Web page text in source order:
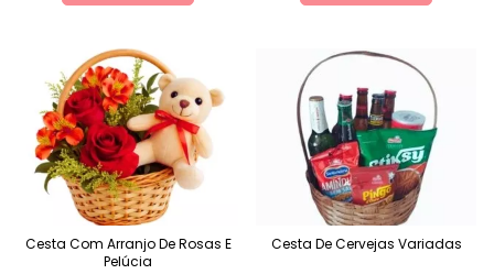
Cesta Com Arranjo De Rosas E
Pelúcia
Cesta De Cervejas Variadas